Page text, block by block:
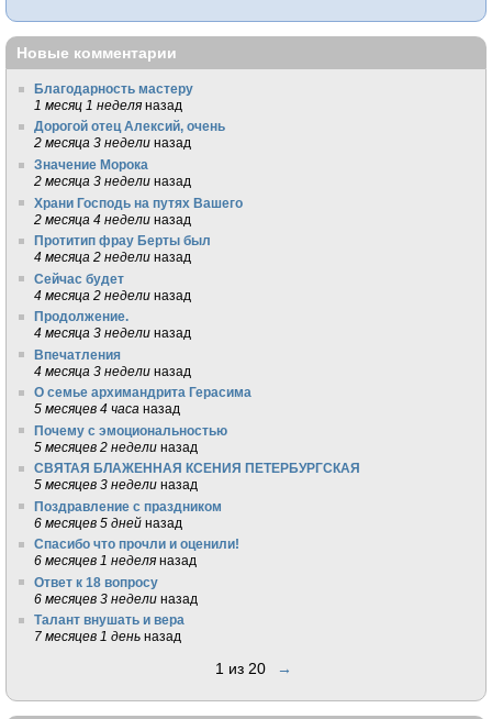
Новые комментарии
Благодарность мастеру
1 месяц 1 неделя назад
Дорогой отец Алексий, очень
2 месяца 3 недели назад
Значение Морока
2 месяца 3 недели назад
Храни Господь на путях Вашего
2 месяца 4 недели назад
Протитип фрау Берты был
4 месяца 2 недели назад
Сейчас будет
4 месяца 2 недели назад
Продолжение.
4 месяца 3 недели назад
Впечатления
4 месяца 3 недели назад
О семье архимандрита Герасима
5 месяцев 4 часа назад
Почему с эмоциональностью
5 месяцев 2 недели назад
СВЯТАЯ БЛАЖЕННАЯ КСЕНИЯ ПЕТЕРБУРГСКАЯ
5 месяцев 3 недели назад
Поздравление с праздником
6 месяцев 5 дней назад
Спасибо что прочли и оценили!
6 месяцев 1 неделя назад
Ответ к 18 вопросу
6 месяцев 3 недели назад
Талант внушать и вера
7 месяцев 1 день назад
1 из 20 →